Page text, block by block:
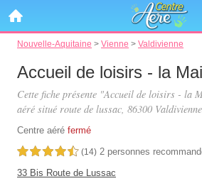
Nouvelle-Aquitaine > Vienne > Valdivienne
Accueil de loisirs - la
Cette fiche présente "Accueil de loisirs - la
aéré situé route de lussac, 86300
Centre aéré fermé
4,5 étoiles sur 5 (14) 2 personnes
33 Bis Route de Lussac